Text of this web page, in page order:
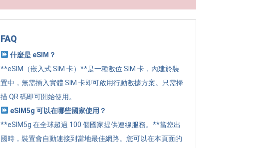
FAQ
什麼是 eSIM？
**eSIM（嵌入式 SIM 卡）**是一種數位 SIM 卡，內建於裝
置中，無需插入實體 SIM 卡即可啟用行動數據方案。只需掃
描 QR 碼即可開始使用。
eSIM5g 可以在哪些國家使用？
**eSIM5g 在全球超過 100 個國家提供連線服務。**當您出
國時，裝置會自動連接到當地最佳網路。您可以在本頁面的